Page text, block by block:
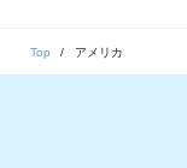
Top アメリカ